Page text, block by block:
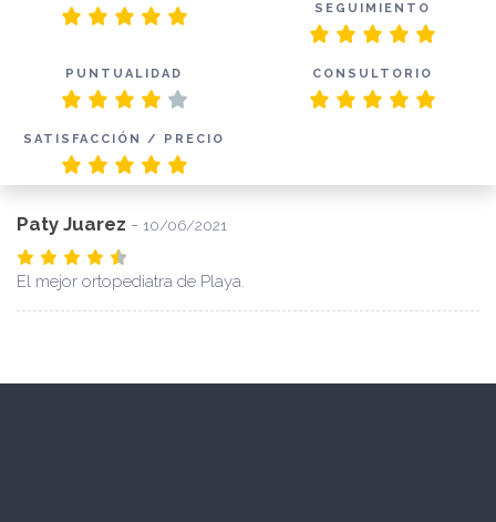
SEGUIMIENTO
PUNTUALIDAD CONSULTORIO
SATISFACCIÓN / PRECIO
Paty Juarez - 10/06/2021
El mejor ortopediatra de Playa.